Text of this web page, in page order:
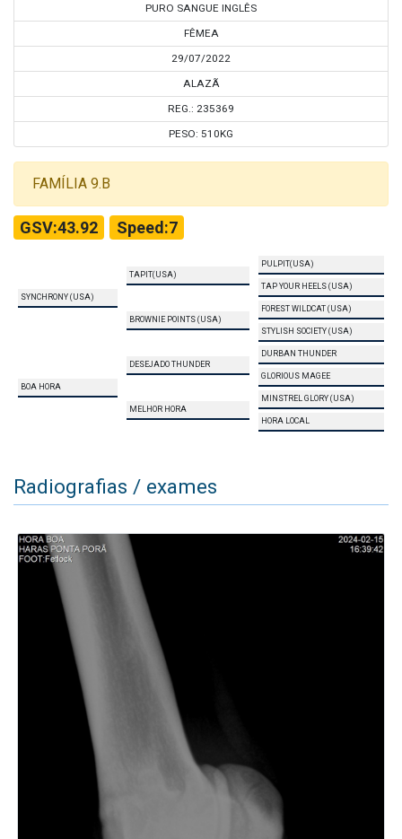
PURO SANGUE INGLÊS
FÊMEA
29/07/2022
ALAZÃ
REG.: 235369
PESO: 510KG
FAMÍLIA 9.B
GSV:43.92 Speed:7
SYNCHRONY (USA)
TAPIT(USA)
PULPIT(USA)
TAP YOUR HEELS (USA)
BROWNIE POINTS (USA)
FOREST WILDCAT (USA)
STYLISH SOCIETY (USA)
BOA HORA
DESEJADO THUNDER
DURBAN THUNDER
GLORIOUS MAGEE
MELHOR HORA
MINSTREL GLORY (USA)
HORA LOCAL
Radiografias / exames